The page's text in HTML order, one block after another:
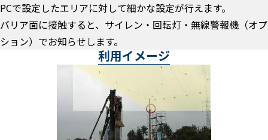
PCで設定したエリアに対して細かな設定が行えます。
バリア面に接触すると、サイレン・回転灯・無線警報機（オプ
ション）でお知らせします。
利用イメージ